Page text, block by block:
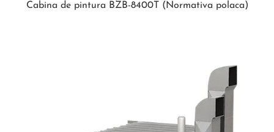
Cabina de pintura BZB-8400T (Normativa polaca)